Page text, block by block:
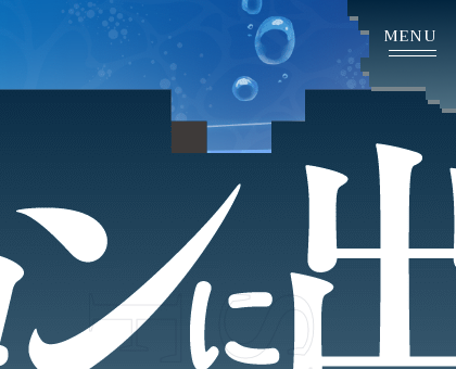
HOME NEWS
ニュース
STORY CHARACTER
キャラクター
SYSTEM
システム
GALLERY